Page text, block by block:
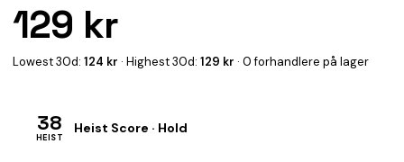
129 kr
Lowest 30d: 124 kr · Highest 30d: 129 kr · 0 forhandlere på lager
38
HEIST
Heist Score · Hold